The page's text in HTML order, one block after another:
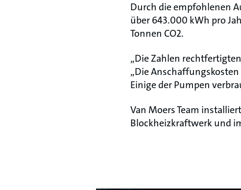
Durch die empfohlenen
über 643.000 kWh pro
Tonnen CO2.
„Die Zahlen
„Die
Einige der Pumpen
Van Moers Team
Blockheizkraftwerk und